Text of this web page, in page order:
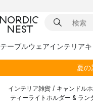
テーブルウェアインテリア
夏の
インテリア雑貨 / キャンドル
ティーライトホルダー & ラン